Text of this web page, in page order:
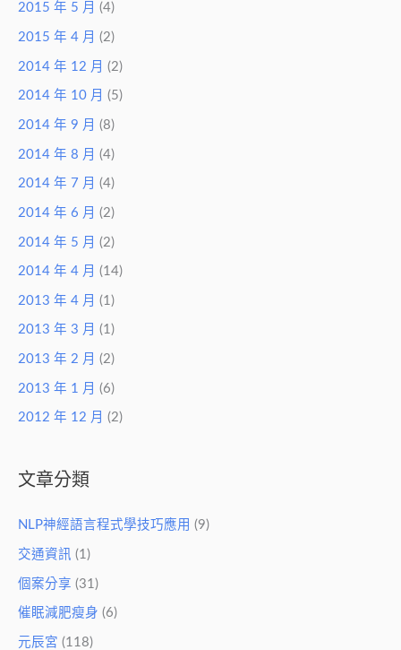
2015 年 5 月 (4)
2015 年 4 月 (2)
2014 年 12 月 (2)
2014 年 10 月 (5)
2014 年 9 月 (8)
2014 年 8 月 (4)
2014 年 7 月 (4)
2014 年 6 月 (2)
2014 年 5 月 (2)
2014 年 4 月 (14)
2013 年 4 月 (1)
2013 年 3 月 (1)
2013 年 2 月 (2)
2013 年 1 月 (6)
2012 年 12 月 (2)
文章分類
NLP神經語言程式學技巧應用 (9)
交通資訊 (1)
個案分享 (31)
催眠減肥瘦身 (6)
元辰宮 (118)